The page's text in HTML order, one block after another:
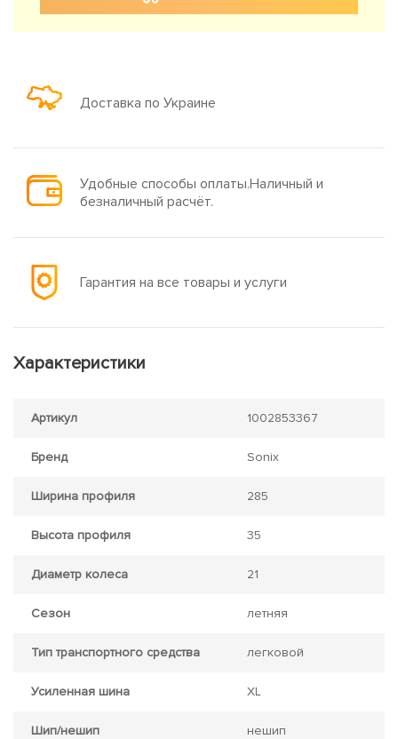
Доставка по Украине
Удобные способы оплаты.Наличный и
безналичный расчёт.
Гарантия на все товары и услуги
Характеристики
Артикул 1002853367
Бренд Sonix
Ширина профиля 285
Высота профиля 35
Диаметр колеса 21
Сезон летняя
Тип транспортного средства легковой
Усиленная шина XL
Шип/нешип нешип